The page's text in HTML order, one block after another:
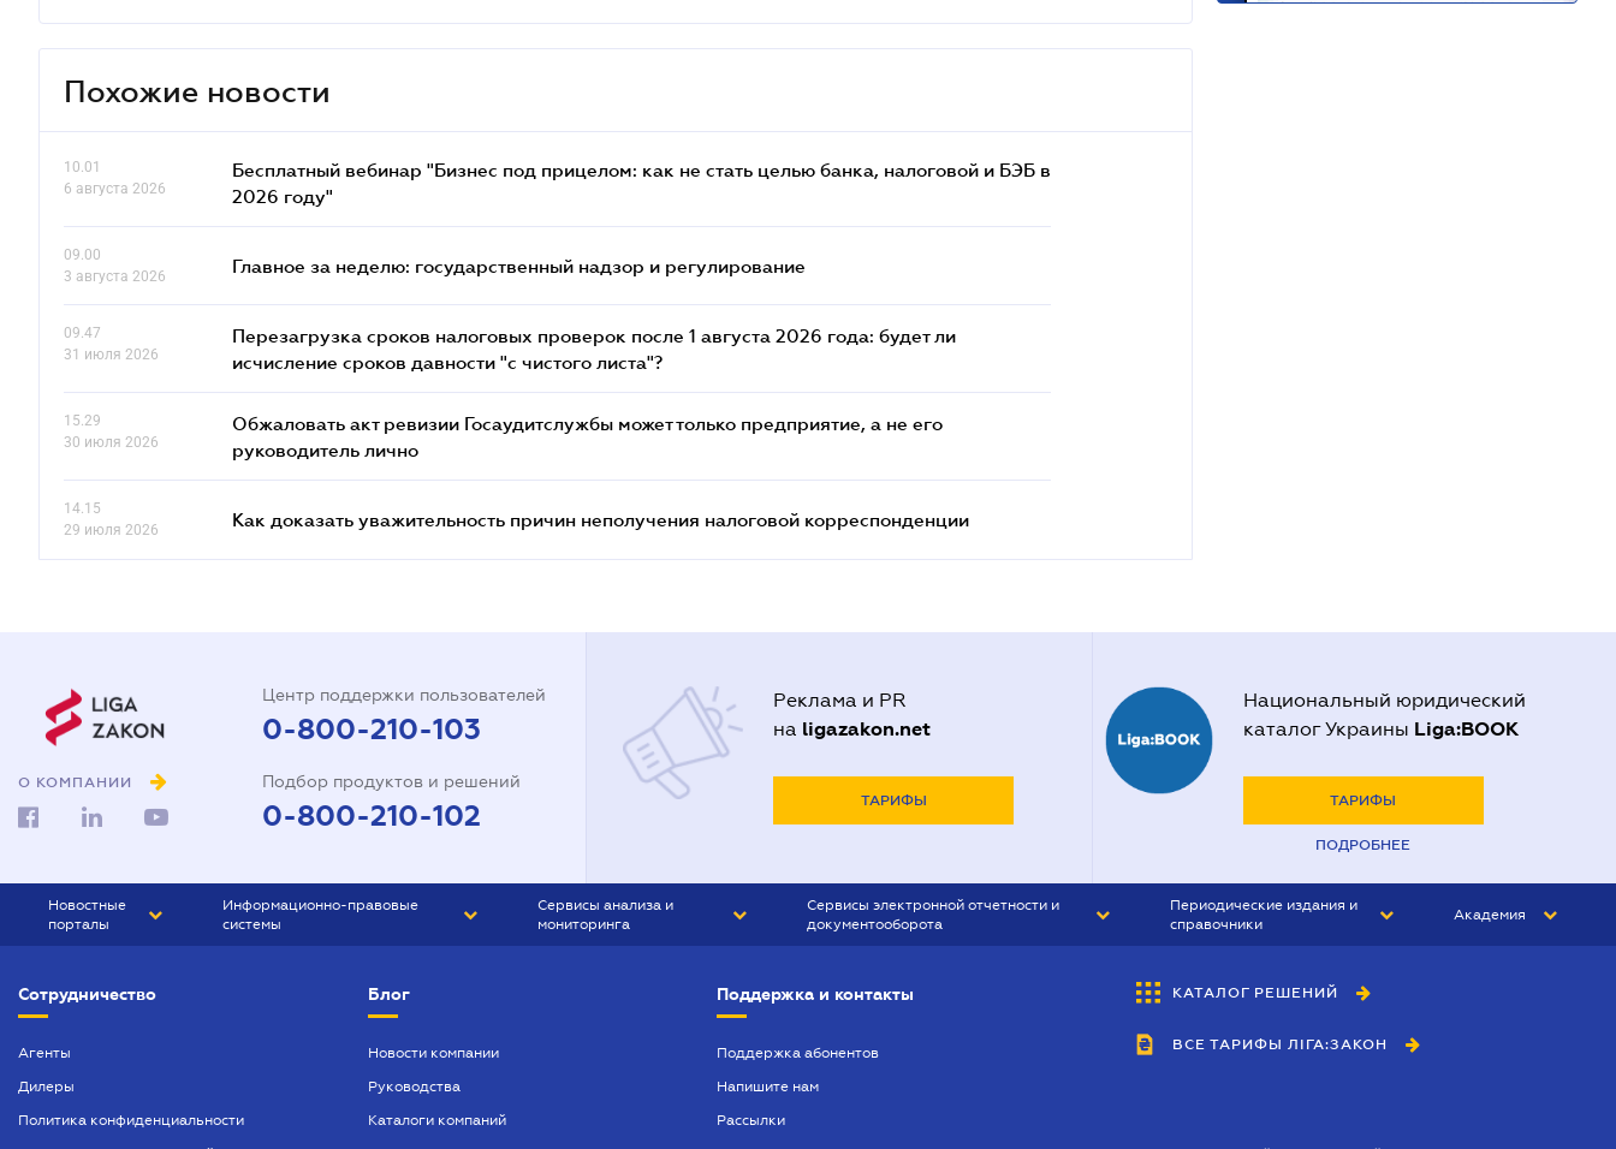
Похожие новости
10.01
6 августа 2026
Бесплатный вебинар "Бизнес под прицелом: как не стать целью банка, налоговой и БЭБ в
2026 году"
09.00
3 августа 2026
Главное за неделю: государственный надзор и регулирование
09.47
31 июля 2026
Перезагрузка сроков налоговых проверок после 1 августа 2026 года: будет ли
исчисление сроков давности "с чистого листа"?
15.29
30 июля 2026
Обжаловать акт ревизии Госаудитслужбы может только предприятие, а не его
руководитель лично
14.15
29 июля 2026
Как доказать уважительность причин неполучения налоговой корреспонденции
О КОМПАНИИ
Центр поддержки пользователей
0-800-210-103
Подбор продуктов и решений
0-800-210-102
Реклама и PR
на ligazakon.net
ТАРИФЫ
Национальный юридический
каталог Украины Liga:BOOK
ТАРИФЫ
ПОДРОБНЕЕ
Новостные
порталы
БИЗНЕС
Информационно-правовые
системы
БУХГАЛТЕР ПРОФ
ЮРИСТ ПРОФ
Сервисы анализа и
мониторинга
Сервисы электронной отчетности и
документооборота
Периодические издания и
справочники
БУХГАЛТЕР&ЗАКОН
ВЕСТНИК МСФО
Академия
Сотрудничество
Агенты
Дилеры
Политика конфиденциальности
Блог
Новости компании
Руководства
Каталоги компаний
Поддержка и контакты
Поддержка абонентов
Напишите нам
Рассылки
КАТАЛОГ РЕШЕНИЙ
ВСЕ ТАРИФЫ ЛІГА:ЗАКОН